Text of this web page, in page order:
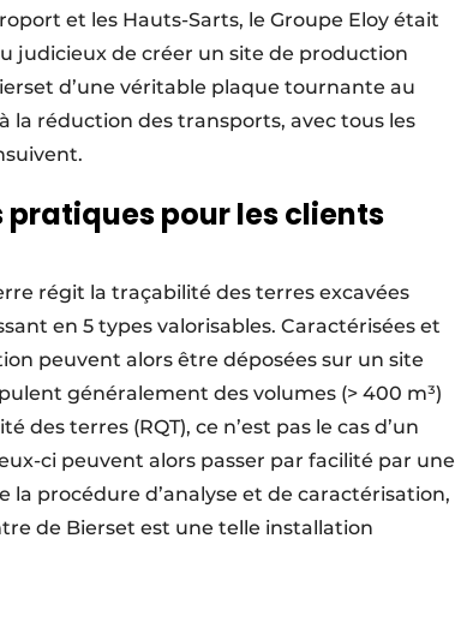
et les Hauts-Sarts, le Groupe Eloy était
judicieux de créer un site de production
d’une véritable plaque tournante au
la réduction des transports, avec tous les
pratiques pour les clients
régit la traçabilité des terres excavées
en 5 types valorisables. Caractérisées et
peuvent alors être déposées sur un site
généralement des volumes (> 400 m³)
terres (RQT), ce n’est pas le cas d’un
ci peuvent alors passer par facilité par une
procédure d’analyse et de caractérisation,
de Bierset est une telle installation